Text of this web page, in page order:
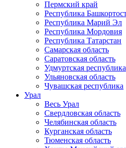
Пермский край
Республика
Республика Марий Эл
Республика Мордовия
Республика Татарстан
Самарская область
Саратовская область
Удмуртская республика
Ульяновская область
Чувашская республика
Урал
Весь Урал
Свердловская область
Челябинская область
Курганская область
Тюменская область